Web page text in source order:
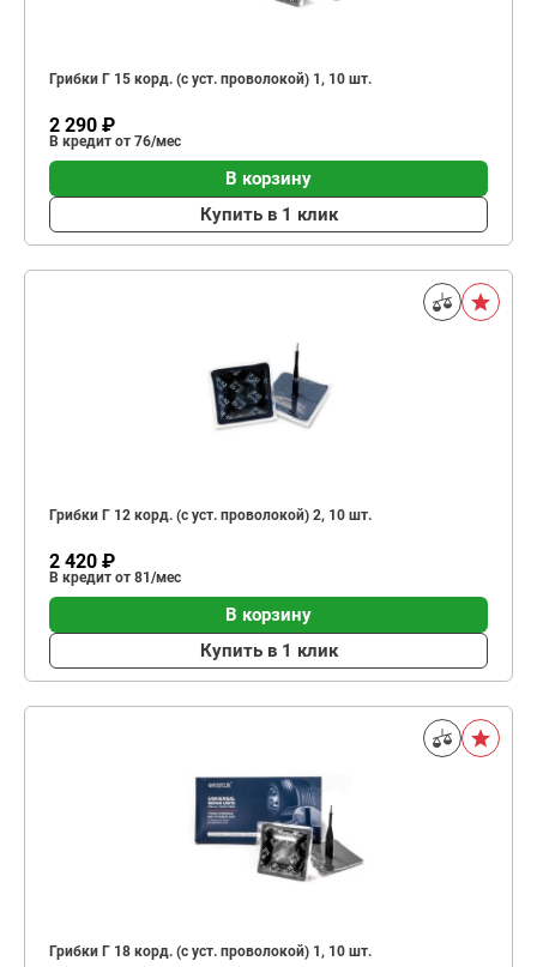
Грибки Г 15 корд. (с уст. проволокой) 1, 10 шт.
2 290 ₽
В кредит от 76/мес
В корзину
Купить в 1 клик
Грибки Г 12 корд. (с уст. проволокой) 2, 10 шт.
2 420 ₽
В кредит от 81/мес
В корзину
Купить в 1 клик
Грибки Г 18 корд. (с уст. проволокой) 1, 10 шт.